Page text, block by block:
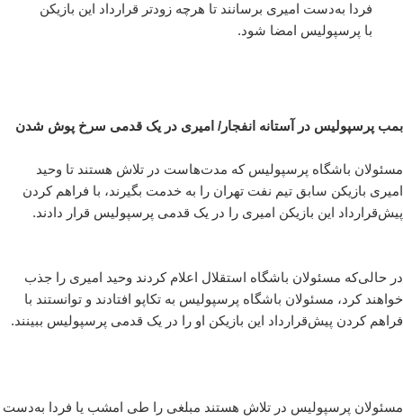
فردا به‌دست امیری برسانند تا هرچه زودتر قرارداد این بازیکن
با پرسپولیس امضا شود.
بمب پرسپولیس در آستانه انفجار/ امیری در یک قدمی سرخ پوش شدن
مسئولان باشگاه پرسپولیس که مدت‌هاست در تلاش هستند تا وحید
امیری بازیکن سابق تیم نفت تهران را به خدمت بگیرند، با فراهم کردن
پیش‌قرارداد این بازیکن امیری را در یک قدمی پرسپولیس قرار دادند.
در حالی‌که مسئولان باشگاه استقلال اعلام کردند وحید امیری را جذب
خواهند کرد، مسئولان باشگاه پرسپولیس به تکاپو افتادند و توانستند با
فراهم کردن پیش‌قرارداد این بازیکن او را در یک قدمی پرسپولیس ببینند.
مسئولان پرسپولیس در تلاش هستند مبلغی را طی امشب یا فردا به‌دست